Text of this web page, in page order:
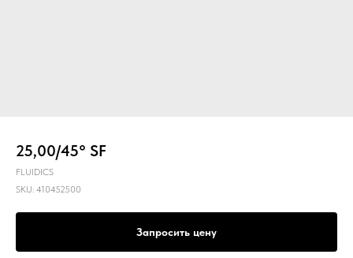
25,00/45° SF
FLUIDICS
SKU: 410452500
Запросить цену